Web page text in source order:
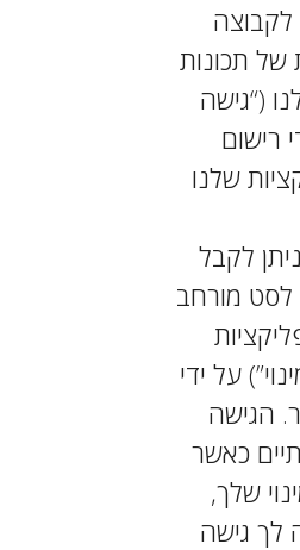
של תכונות
(“גישה
רישום
שלנו
ניתן לקבל
מורחב
על ידי
הגישה
כאשר
שלך,
לך גישה